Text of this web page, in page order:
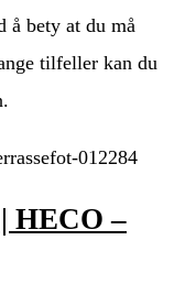
å bety at du må
tilfeller kan du
012284
HECO –